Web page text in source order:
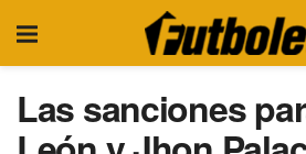
Las sanciones